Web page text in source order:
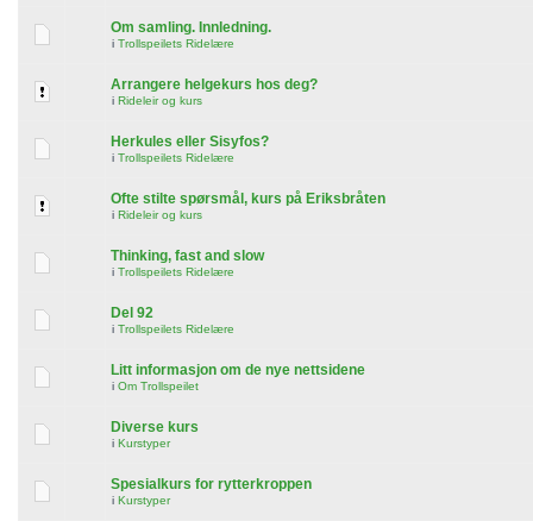
Om samling. Innledning.
i Trollspeilets Ridelære
Arrangere helgekurs hos deg?
i Rideleir og kurs
Herkules eller Sisyfos?
i Trollspeilets Ridelære
Ofte stilte spørsmål, kurs på Eriksbråten
i Rideleir og kurs
Thinking, fast and slow
i Trollspeilets Ridelære
Del 92
i Trollspeilets Ridelære
Litt informasjon om de nye nettsidene
i Om Trollspeilet
Diverse kurs
i Kurstyper
Spesialkurs for rytterkroppen
i Kurstyper